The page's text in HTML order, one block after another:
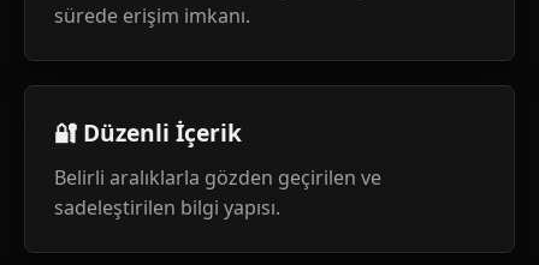
sürede erişim imkanı.
🔐 Düzenli İçerik
Belirli aralıklarla gözden geçirilen ve
sadeleştirilen bilgi yapısı.